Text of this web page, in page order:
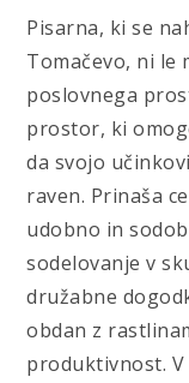
Pisarna, ki se
Tomačevo, ni le
poslovnega
prostor, ki
da svojo
raven. Prinaša
udobno in
sodelovanje v
družabne
obdan z
produktivnost. V